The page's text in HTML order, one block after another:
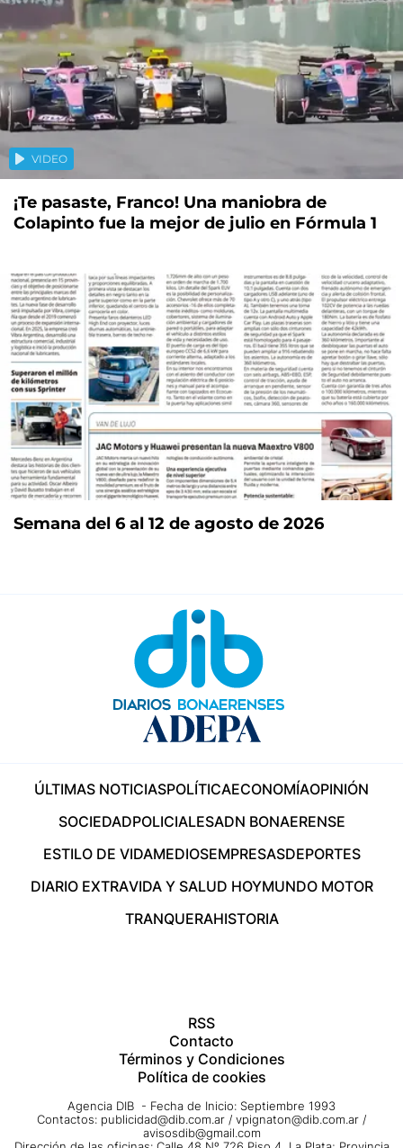
VIDEO
¡Te pasaste, Franco! Una maniobra de
Colapinto fue la mejor de julio en Fórmula 1
Semana del 6 al 12 de agosto de 2026
ÚLTIMAS NOTICIASPOLÍTICAECONOMÍAOPINIÓN
SOCIEDADPOLICIALESADN BONAERENSE
ESTILO DE VIDAMEDIOSEMPRESASDEPORTES
DIARIO EXTRAVIDA Y SALUD HOYMUNDO MOTOR
TRANQUERAHISTORIA
RSS
Contacto
Términos y Condiciones
Política de cookies
Agencia DIB - Fecha de Inicio: Septiembre 1993
Contactos: publicidad@dib.com.ar / vpignaton@dib.com.ar /
avisosdib@gmail.com